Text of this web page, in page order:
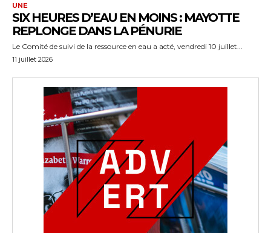
UNE
SIX HEURES D’EAU EN MOINS : MAYOTTE
REPLONGE DANS LA PÉNURIE
Le Comité de suivi de la ressource en eau a acté, vendredi 10 juillet...
11 juillet 2026